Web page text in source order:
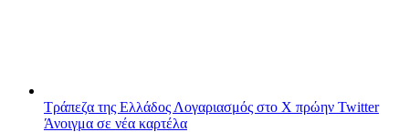
Τράπεζα της Ελλάδος Λογαριασμός στο X πρώην Twitter
Άνοιγμα σε νέα καρτέλα